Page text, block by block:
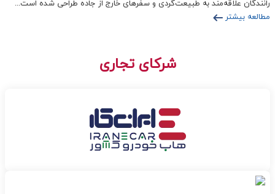
رانندگان علاقه‌مند به طبیعت‌گردی و سفرهای خارج از جاده طراحی شده است...
مطالعه بیشتر
شرکای تجاری